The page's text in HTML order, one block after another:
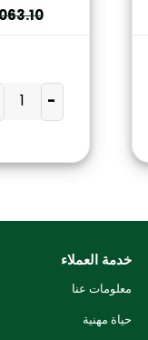
-
خدمة العملاء
معلومات عنا
حياة مهنية